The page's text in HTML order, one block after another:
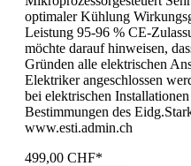
optimaler Kühlung
Leistung 95-96 % CE-
möchte darauf hinweisen,
Gründen alle elektrischen
Elektriker angeschlossen
bei elektrischen
Bestimmungen des
www.esti.admin.ch
499,00 CHF*